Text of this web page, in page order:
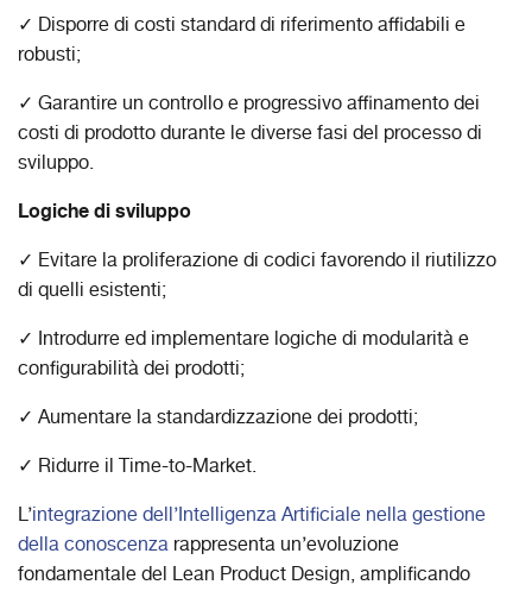
✓ Disporre di costi standard di riferimento affidabili e
robusti;
✓ Garantire un controllo e progressivo affinamento dei
costi di prodotto durante le diverse fasi del processo di
sviluppo.
Logiche di sviluppo
✓ Evitare la proliferazione di codici favorendo il riutilizzo
di quelli esistenti;
✓ Introdurre ed implementare logiche di modularità e
configurabilità dei prodotti;
✓ Aumentare la standardizzazione dei prodotti;
✓ Ridurre il Time-to-Market.
L’integrazione dell’Intelligenza Artificiale nella gestione
della conoscenza rappresenta un’evoluzione
fondamentale del Lean Product Design, amplificando